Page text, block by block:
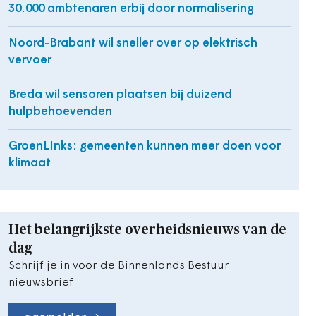
30.000 ambtenaren erbij door normalisering
Noord-Brabant wil sneller over op elektrisch
vervoer
Breda wil sensoren plaatsen bij duizend
hulpbehoevenden
GroenLInks: gemeenten kunnen meer doen voor
klimaat
Het belangrijkste overheidsnieuws van de
dag
Schrijf je in voor de Binnenlands Bestuur
nieuwsbrief